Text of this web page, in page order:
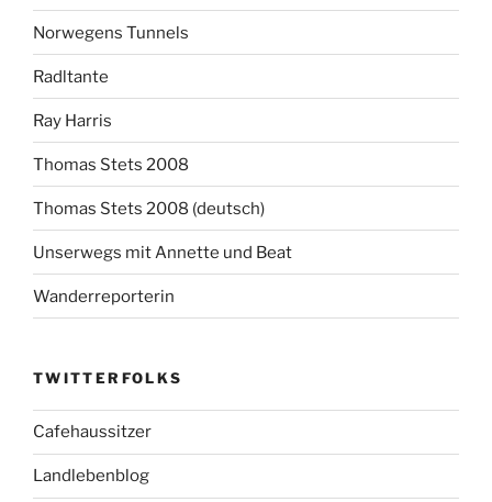
Norwegens Tunnels
Radltante
Ray Harris
Thomas Stets 2008
Thomas Stets 2008 (deutsch)
Unserwegs mit Annette und Beat
Wanderreporterin
TWITTERFOLKS
Cafehaussitzer
Landlebenblog